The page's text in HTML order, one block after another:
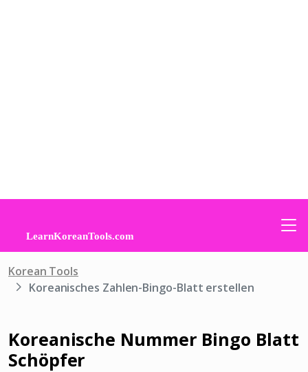
Korean Tools
Koreanisches Zahlen-Bingo-Blatt erstellen
Koreanische Nummer Bingo Blatt
Schöpfer